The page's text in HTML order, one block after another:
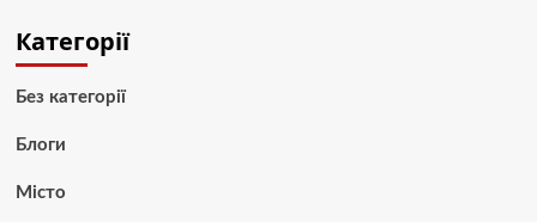
Категорії
Без категорії
Блоги
Місто